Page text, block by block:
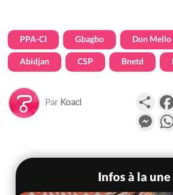
PPA-CI Gbagbo Don Mello
Abidjan CSP Bnetd
Par Koaci
Infos à la une